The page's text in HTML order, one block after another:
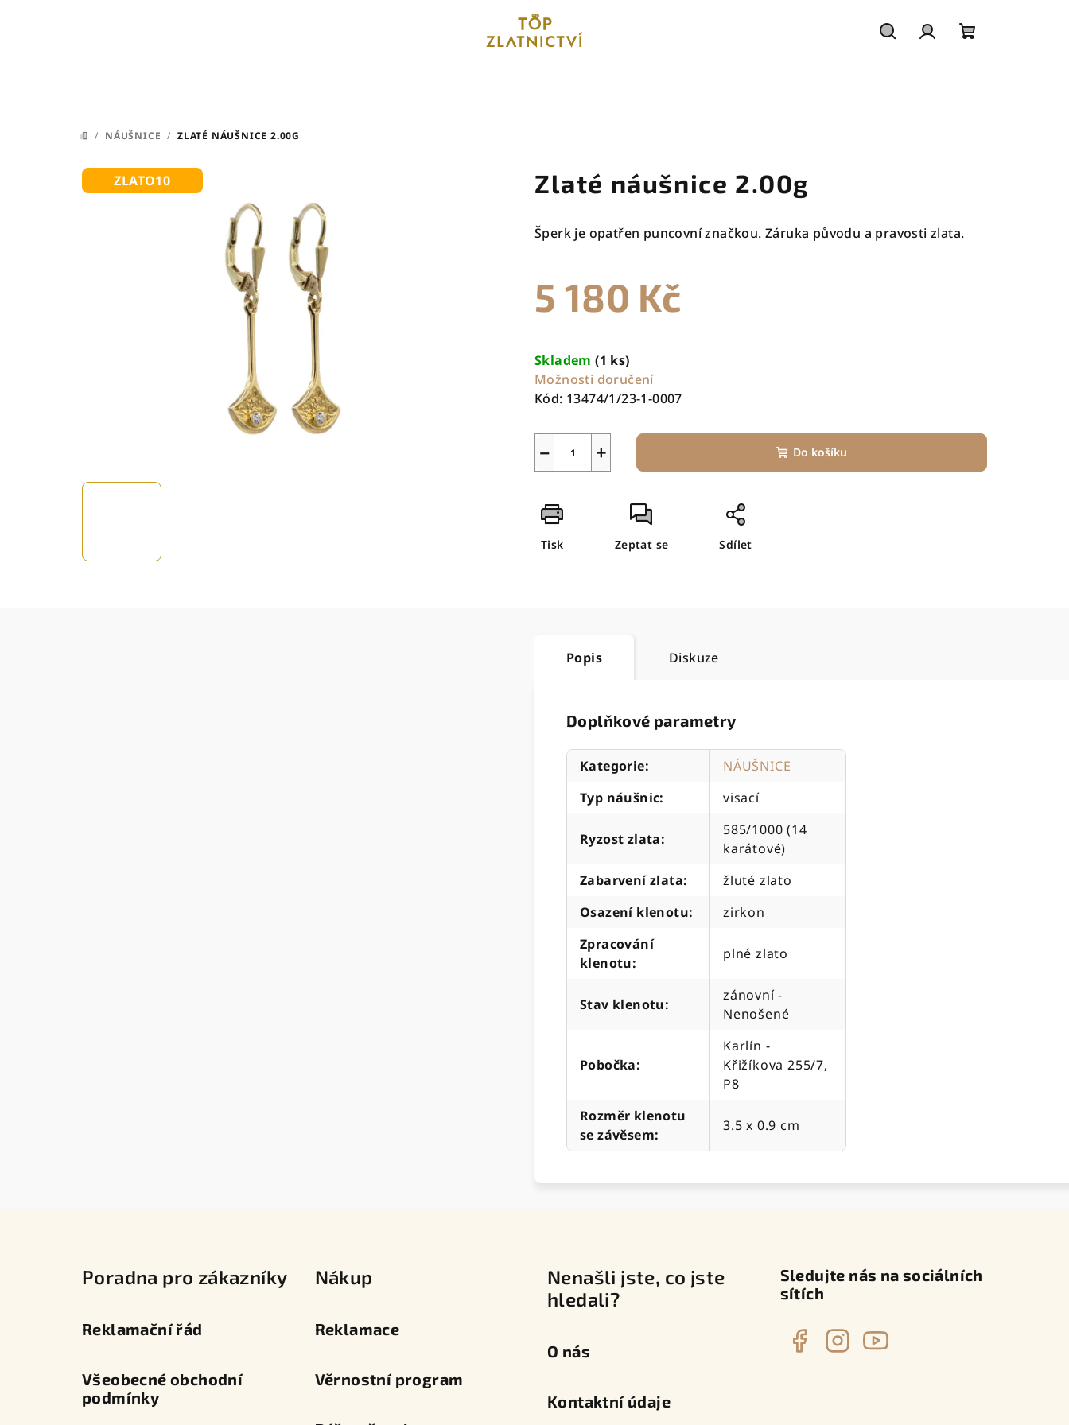
DOMŮ
/ NÁUŠNICE / ZLATÉ NÁUŠNICE 2.00G
Zlaté náušnice 2.00g
Šperk je opatřen puncovní značkou. Záruka původu a pravosti zlata.
5 180 Kč
cena:
Skladem(1 ks)
Možnosti doručení
Kód: 13474/1/23-1-0007
+
− Do košíku
Tisk Zeptat se Sdílet
ZLATO10
Popis Diskuze
Doplňkové parametry
Kategorie:
NÁUŠNICE
Typ náušnic: visací
Ryzost zlata:
585/1000 (14
karátové)
Zabarvení zlata:
žluté zlato
Osazení klenotu:
zirkon
Zpracování
klenotu:
plné zlato
Stav klenotu:
zánovní -
Nenošené
Pobočka:
Karlín -
Křižíkova 255/7,
P8
Rozměr klenotu
se závěsem:
3.5 x 0.9 cm
Poradna pro zákazníky
Reklamační řád
Všeobecné obchodní
podmínky
Nákup
Reklamace
Věrnostní program
Nenašli jste, co jste
hledali?
O nás
Kontaktní údaje
Sledujte nás na sociálních
sítích